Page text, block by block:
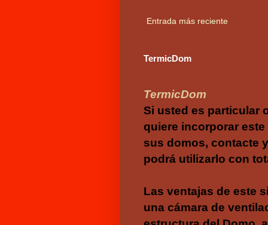
Entrada más reciente
TermicDom
TermicDom
Si usted es particular
quiere incorporar
sus domos, contacte
podrá utilizarlo con
Las ventajas de este
una cámara de